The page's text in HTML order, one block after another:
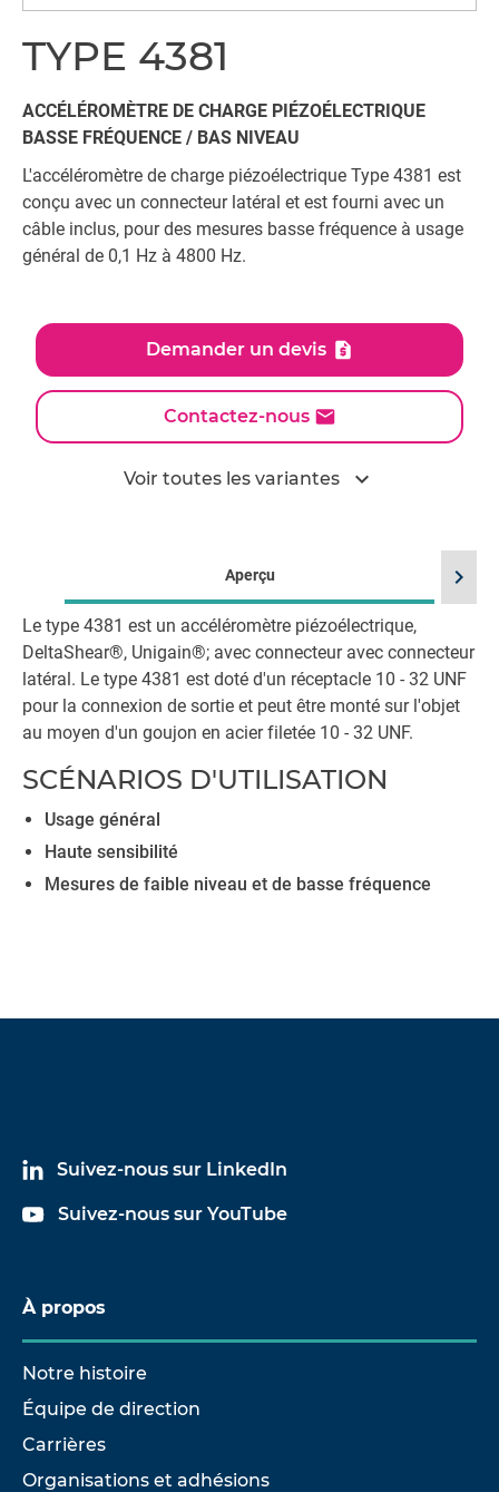
TYPE 4381
ACCÉLÉROMÈTRE DE CHARGE PIÉZOÉLECTRIQUE
BASSE FRÉQUENCE / BAS NIVEAU
L'accéléromètre de charge piézoélectrique Type 4381 est
conçu avec un connecteur latéral et est fourni avec un
câble inclus, pour des mesures basse fréquence à usage
général de 0,1 Hz à 4800 Hz.
Demander un devis
Contactez-nous
Voir toutes les variantes expand_more
Aperçu
Le type 4381 est un accéléromètre piézoélectrique,
DeltaShear®, Unigain®; avec connecteur avec connecteur
latéral. Le type 4381 est doté d'un réceptacle 10 - 32 UNF
pour la connexion de sortie et peut être monté sur l'objet
au moyen d'un goujon en acier filetée 10 - 32 UNF.
SCÉNARIOS D'UTILISATION
Usage général
Haute sensibilité
Mesures de faible niveau et de basse fréquence
chevron_right
Suivez-nous sur LinkedIn
Suivez-nous sur YouTube
À propos
Notre histoire
Équipe de direction
Carrières
Organisations et adhésions